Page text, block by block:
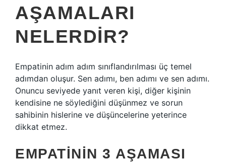
AŞAMALARI
NELERDIR?
Empatinin adım adım sınıflandırılması üç temel
adımdan oluşur. Sen adımı, ben adımı ve sen adımı.
Onuncu seviyede yanıt veren kişi, diğer kişinin
kendisine ne söylediğini düşünmez ve sorun
sahibinin hislerine ve düşüncelerine yeterince
dikkat etmez.
EMPATININ 3 AŞAMASI